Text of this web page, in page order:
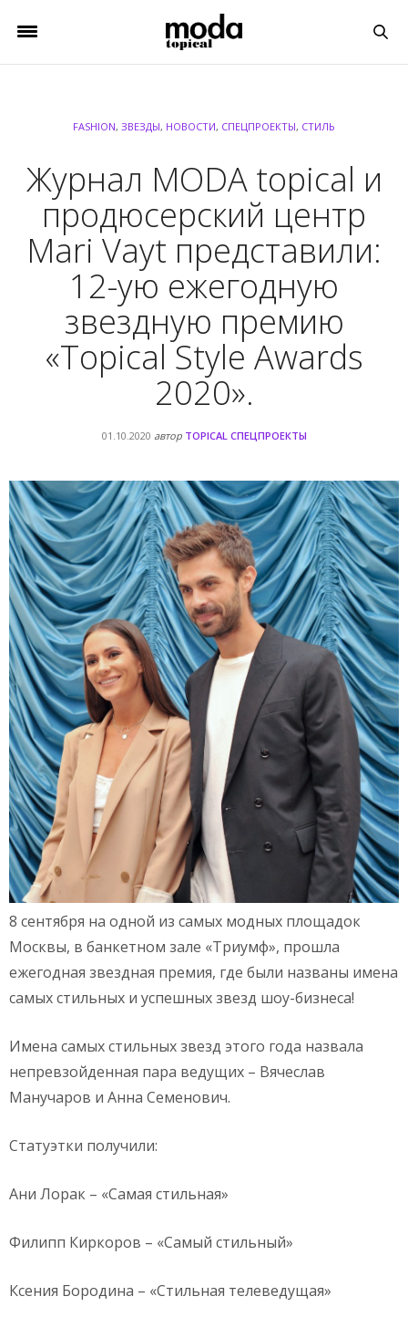
FASHION, ЗВЕЗДЫ, НОВОСТИ, СПЕЦПРОЕКТЫ, СТИЛЬ
Журнал MODA topical и
продюсерский центр
Mari Vayt представили:
12-ую ежегодную
звездную премию
«Topical Style Awards
2020».
01.10.2020 автор TOPICAL СПЕЦПРОЕКТЫ
8 сентября на одной из самых модных площадок
Москвы, в банкетном зале «Триумф», прошла
ежегодная звездная премия, где были названы имена
самых стильных и успешных звезд шоу-бизнеса!
Имена самых стильных звезд этого года назвала
непревзойденная пара ведущих – Вячеслав
Манучаров и Анна Семенович.
Статуэтки получили:
Ани Лорак – «Самая стильная»
Филипп Киркоров – «Самый стильный»
Ксения Бородина – «Стильная телеведущая»